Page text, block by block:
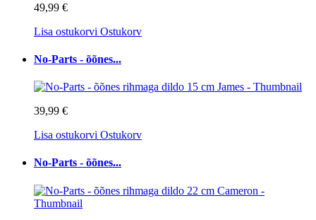
49,99 €
Lisa ostukorvi Ostukorv
No-Parts - õõnes...
39,99 €
Lisa ostukorvi Ostukorv
No-Parts - õõnes...